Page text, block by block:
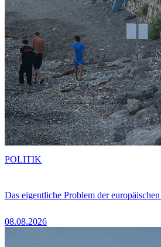
Das eigentliche Problem der
08.08.2026
POLITIK